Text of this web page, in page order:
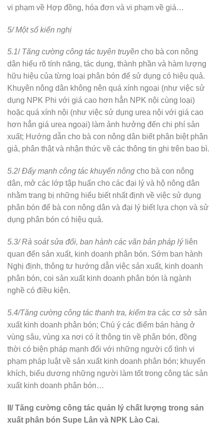
vi phạm về Hợp đồng, hóa đơn và vi phạm về giá…
5/ Một số kiến nghị
5.1/ Tăng cường công tác tuyên truyền cho bà con nông
dân hiểu rõ tính năng, tác dụng, thành phần và hàm lượng
hữu hiệu của từng loại phân bón để sử dụng có hiệu quả.
Khuyên nông dân không nên quá xính ngoại (như việc sử
dụng NPK Phi với giá cao hơn hẳn NPK nội cùng loại)
hoặc quá xính nội (như việc sử dụng urea nội với giá cao
hơn hẳn giá urea ngoại) làm ảnh hưởng đến chi phí sản
xuất; Hướng dẫn cho bà con nông dân biết phân biệt phân
giả, phân thật và nhận thức về các thông tin ghi trên bao bì.
5.2/Đẩy mạnh công tác khuyến nông cho bà con nông
dân, mở các lớp tập huấn cho các đại lý và hộ nông dân
nhằm trang bị những hiểu biết nhất định về việc sử dụng
phân bón để bà con nông dân và đại lý biết lựa chọn và sử
dụng phân bón có hiệu quả.
5.3/ Rà soát sửa đổi, ban hành các văn bản pháp lýliên
quan đến sản xuất, kinh doanh phân bón. Sớm ban hành
Nghị định, thông tư hướng dẫn việc sản xuất, kinh doanh
phân bón, coi sản xuất kinh doanh phân bón là ngành
nghề có điều kiện.
5.4/Tăng cường công tác thanh tra, kiểm tra các cơ sở sản
xuất kinh doanh phân bón; Chú ý các điểm bán hàng ở
vùng sâu, vùng xa nơi có ít thông tin về phân bón, đồng
thời có biện pháp mạnh đối với những người cố tình vi
phạm pháp luật về sản xuất kinh doanh phân bón; khuyến
khích, biểu dương những người làm tốt trong công tác sản
xuất kinh doanh phân bón…
II/ Tăng cường công tác quản lý chất lượng trong sản
xuất phân bón Supe Lân và NPK Lào Cai.